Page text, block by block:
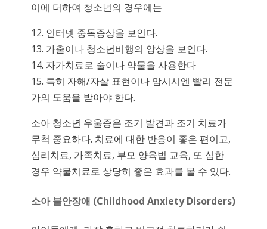
이에 더하여 청소년의 경우에는
12. 인터넷 중독증상을 보인다.
13. 가출이나 청소년비행의 양상을 보인다.
14. 자가치료로 술이나 약물을 사용한다
15. 특히 자해/자살 표현이나 암시시엔 빨리 전문
가의 도움을 받아야 한다.
소아 청소년 우울증은 조기 발견과 조기 치료가
무척 중요하다. 치료에 대한 반응이 좋은 편이고,
심리치료, 가족치료, 부모 양육법 교육, 또 심한
경우 약물치료로 상당히 좋은 효과를 볼 수 있다.
소아 불안장애 (Childhood Anxiety Disorders)